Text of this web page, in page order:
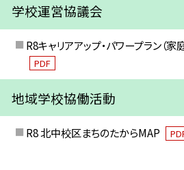
学校運営協議会
R8キャリアアップ・パワープラン（家
PDF
地域学校協働活動
R8 北中校区まちのたからMAP